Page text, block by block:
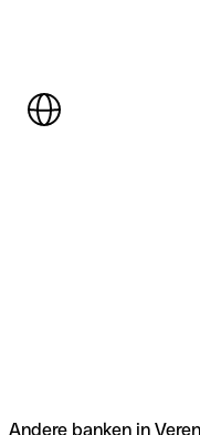
Andere banken in